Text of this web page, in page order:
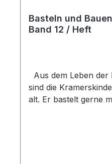
Basteln und
Band 12 / Heft
Aus dem Leben der
sind die
alt. Er bastelt gerne